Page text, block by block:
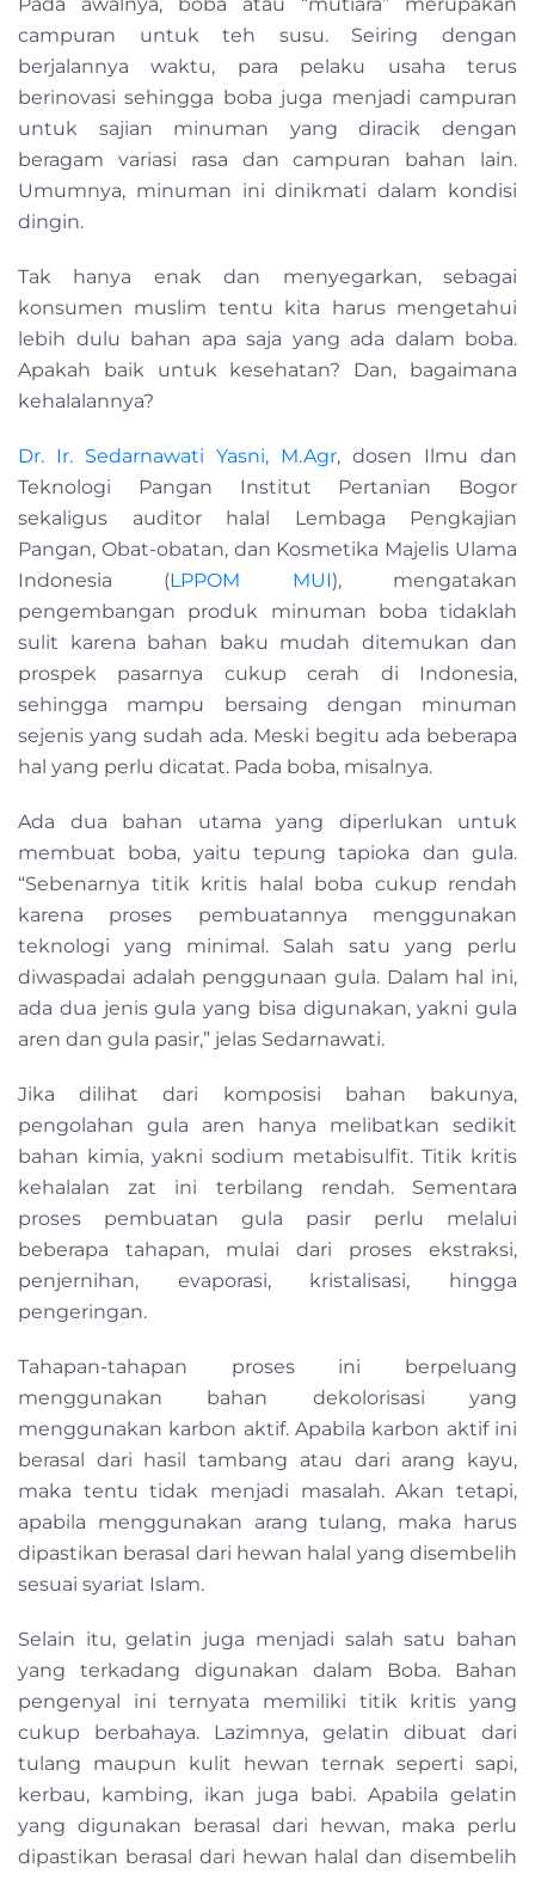
campuran untuk teh susu. Seiring dengan
berjalannya waktu, para pelaku usaha terus
berinovasi sehingga boba juga menjadi campuran
untuk sajian minuman yang diracik dengan
beragam variasi rasa dan campuran bahan lain.
Umumnya, minuman ini dinikmati dalam kondisi
dingin.
Tak hanya enak dan menyegarkan, sebagai
konsumen muslim tentu kita harus mengetahui
lebih dulu bahan apa saja yang ada dalam boba.
Apakah baik untuk kesehatan? Dan, bagaimana
kehalalannya?
Dr. Ir. Sedarnawati Yasni, M.Agr, dosen Ilmu dan
Teknologi Pangan Institut Pertanian Bogor
sekaligus auditor halal Lembaga Pengkajian
Pangan, Obat-obatan, dan Kosmetika Majelis Ulama
Indonesia (LPPOM MUI), mengatakan
pengembangan produk minuman boba tidaklah
sulit karena bahan baku mudah ditemukan dan
prospek pasarnya cukup cerah di Indonesia,
sehingga mampu bersaing dengan minuman
sejenis yang sudah ada. Meski begitu ada beberapa
hal yang perlu dicatat. Pada boba, misalnya.
Ada dua bahan utama yang diperlukan untuk
membuat boba, yaitu tepung tapioka dan gula.
“Sebenarnya titik kritis halal boba cukup rendah
karena proses pembuatannya menggunakan
teknologi yang minimal. Salah satu yang perlu
diwaspadai adalah penggunaan gula. Dalam hal ini,
ada dua jenis gula yang bisa digunakan, yakni gula
aren dan gula pasir,” jelas Sedarnawati.
Jika dilihat dari komposisi bahan bakunya,
pengolahan gula aren hanya melibatkan sedikit
bahan kimia, yakni sodium metabisulfit. Titik kritis
kehalalan zat ini terbilang rendah. Sementara
proses pembuatan gula pasir perlu melalui
beberapa tahapan, mulai dari proses ekstraksi,
penjernihan, evaporasi, kristalisasi, hingga
pengeringan.
Tahapan-tahapan proses ini berpeluang
menggunakan bahan dekolorisasi yang
menggunakan karbon aktif. Apabila karbon aktif ini
berasal dari hasil tambang atau dari arang kayu,
maka tentu tidak menjadi masalah. Akan tetapi,
apabila menggunakan arang tulang, maka harus
dipastikan berasal dari hewan halal yang disembelih
sesuai syariat Islam.
Selain itu, gelatin juga menjadi salah satu bahan
yang terkadang digunakan dalam Boba. Bahan
pengenyal ini ternyata memiliki titik kritis yang
cukup berbahaya. Lazimnya, gelatin dibuat dari
tulang maupun kulit hewan ternak seperti sapi,
kerbau, kambing, ikan juga babi. Apabila gelatin
yang digunakan berasal dari hewan, maka perlu
dipastikan berasal dari hewan halal dan disembelih